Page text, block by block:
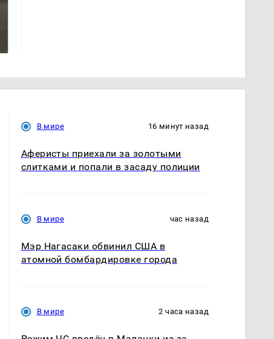
В мире 16 минут назад
Аферисты приехали за золотыми
слитками и попали в засаду полиции
В мире час назад
Мэр Нагасаки обвинил США в
атомной бомбардировке города
В мире 2 часа назад